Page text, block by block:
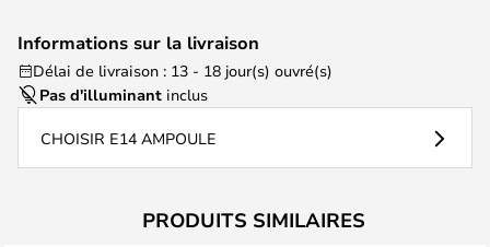
Informations sur la livraison
Délai de livraison : 13 - 18 jour(s) ouvré(s)
Pas d'illuminant inclus
CHOISIR E14 AMPOULE
PRODUITS SIMILAIRES